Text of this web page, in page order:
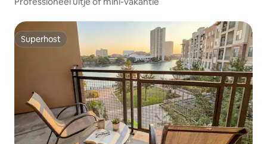
Superhost
Superhost